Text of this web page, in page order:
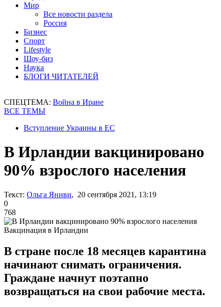
Мир
Все новости раздела
Россия
Бизнес
Спорт
Lifestyle
Шоу-биз
Наука
БЛОГИ ЧИТАТЕЛЕЙ
СПЕЦТЕМА: Война в Иране
ВСЕ ТЕМЫ
Вступление Украины в ЕС
В Ирландии вакцинировано
90% взрослого населения
Текст: Ольга Яниви, 20 сентября 2021, 13:19
0
768
Вакцинация в Ирландии
В стране после 18 месяцев карантина
начинают снимать ограничения.
Граждане начнут поэтапно
возвращаться на свои рабочие места.